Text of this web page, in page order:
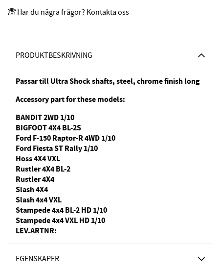
PRODUKTBESKRIVNING
Passar till Ultra Shock shafts, steel, chrome finish long
Accessory part for these models:
BANDIT 2WD 1/10
BIGFOOT 4X4 BL-2S
Ford F-150 Raptor-R 4WD 1/10
Ford Fiesta ST Rally 1/10
Hoss 4X4 VXL
Rustler 4X4 BL-2
Rustler 4X4
Slash 4X4
Slash 4x4 VXL
Stampede 4x4 BL-2 HD 1/10
Stampede 4x4 VXL HD 1/10
LEV.ARTNR:
EGENSKAPER
Har du några frågor? Kontakta oss